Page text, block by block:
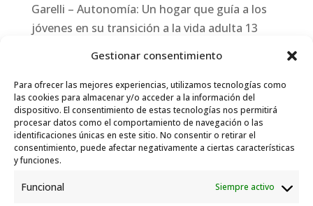
Gestionar consentimiento
Para ofrecer las mejores experiencias, utilizamos tecnologías como
las cookies para almacenar y/o acceder a la información del
dispositivo. El consentimiento de estas tecnologías nos permitirá
procesar datos como el comportamiento de navegación o las
identificaciones únicas en este sitio. No consentir o retirar el
consentimiento, puede afectar negativamente a ciertas características
y funciones.
Funcional Siempre activo
Garelli – Autonomía: Un hogar que guía a los
jóvenes en su transición a la vida adulta 13
Garelli-Refugio: Acciones de empleo en el
marco del Sistema de Acogida de Protección
Internacional 10 julio, 2026